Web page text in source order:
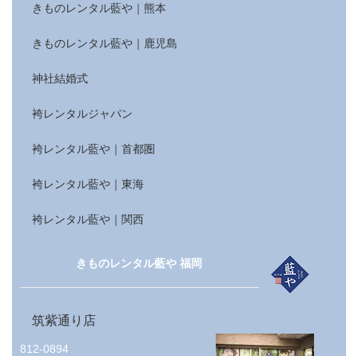
きものレンタル藍や｜熊本
きものレンタル藍や｜鹿児島
神社結婚式
袴レンタルジャパン
袴レンタル藍や｜首都圏
袴レンタル藍や｜東海
袴レンタル藍や｜関西
きものレンタル藍や 福岡
筑紫通り店
812-0894